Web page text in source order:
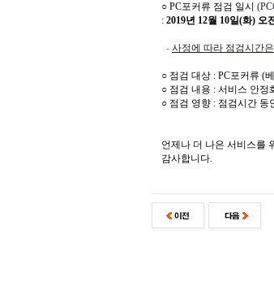
○ PC포커류 점검 일시
: 2019년 12월 10일(화) 오
- 사정에 따라 점검시간
○ 점검 대상 : PC포커류 (
○ 점검 내용 : 서비스 안정
○ 점검 영향 : 점검시간 동
언제나 더 나은 서비스를
감사합니다.